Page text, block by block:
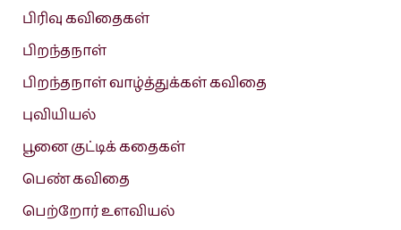
பிரிவு கவிதைகள்
பிறந்தநாள்
பிறந்தநாள் வாழ்த்துக்கள் கவிதை
புவியியல்
பூனை குட்டிக் கதைகள்
பெண் கவிதை
பெற்றோர் உளவியல்